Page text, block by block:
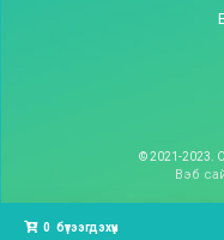
© 2021-2023.
Вэб
0 бүтээгдэхүүн